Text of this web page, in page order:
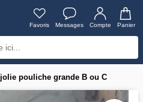
Favoris Messages Compte Panier
jolie pouliche grande B ou C